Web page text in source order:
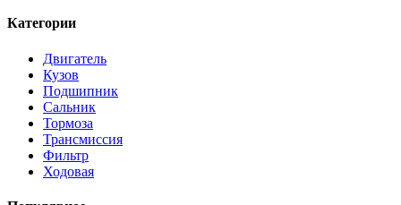
Категории
Двигатель
Кузов
Подшипник
Сальник
Тормоза
Трансмиссия
Фильтр
Ходовая